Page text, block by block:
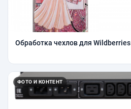
Обработка чехлов для Wildberries
ФОТО И КОНТЕНТ